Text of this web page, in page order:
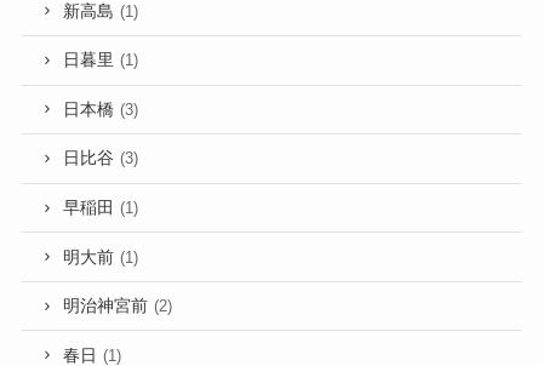
新高島 (1)
日暮里 (1)
日本橋 (3)
日比谷 (3)
早稲田 (1)
明大前 (1)
明治神宮前 (2)
春日 (1)